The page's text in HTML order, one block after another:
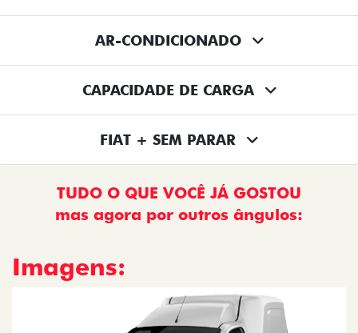
AR-CONDICIONADO
CAPACIDADE DE CARGA
FIAT + SEM PARAR
TUDO O QUE VOCÊ JÁ GOSTOU
mas agora por outros ângulos:
Imagens: